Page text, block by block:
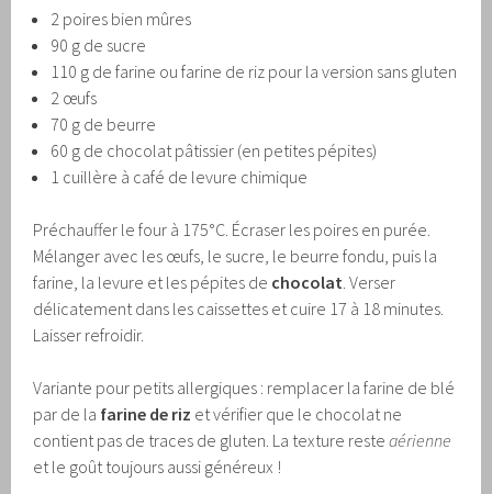
2 poires bien mûres
90 g de sucre
110 g de farine ou farine de riz pour la version sans gluten
2 œufs
70 g de beurre
60 g de chocolat pâtissier (en petites pépites)
1 cuillère à café de levure chimique
Préchauffer le four à 175°C. Écraser les poires en purée.
Mélanger avec les œufs, le sucre, le beurre fondu, puis la
farine, la levure et les pépites de chocolat. Verser
délicatement dans les caissettes et cuire 17 à 18 minutes.
Laisser refroidir.
Variante pour petits allergiques : remplacer la farine de blé
par de la farine de riz et vérifier que le chocolat ne
contient pas de traces de gluten. La texture resteaérienne
et le goût toujours aussi généreux !